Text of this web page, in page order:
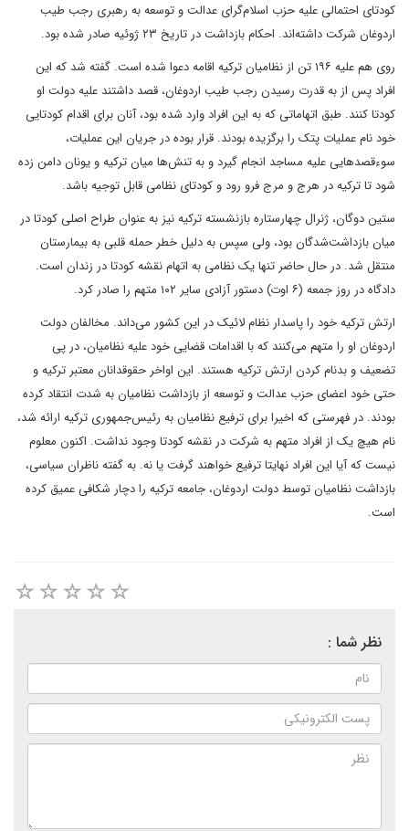
کودتای احتمالی علیه حزب اسلام‌گرای عدالت و توسعه به رهبری رجب طیب
اردوغان شرکت داشته‌اند. احکام بازداشت در تاریخ ۲۳ ژوئيه صادر شده بود.
روی هم علیه ۱۹۶ تن از نظامیان ترکیه اقامه دعوا شده است. گفته شد که این
افراد پس از به قدرت رسیدن رجب طیب اردوغان، قصد داشتند علیه دولت او
کودتا کنند. طبق اتهاماتی که به این افراد وارد شده بود، آنان برای اقدام کودتایی
خود نام عملیات پتک را برگزیده بودند. قرار بوده در جریان این عملیات،
سوء‌قصدهایی علیه مساجد انجام گیرد و به تنش‌ها میان ترکیه و یونان دامن زده
شود تا ترکیه در هرج و مرج فرو رود و کودتای نظامی قابل توجیه باشد.
ستین دوگان، ژنرال چهارستاره‌ بازنشسته ترکیه نیز به عنوان طراح اصلی کودتا در
میان بازداشت‌شدگان بود، ولی سپس به دلیل خطر حمله‌ قلبی به بیمارستان
منتقل شد. در حال حاضر تنها یک نظامی به اتهام نقشه‌ کودتا در زندان است.
دادگاه در روز جمعه (۶ اوت) دستور آزادی سایر ۱۰۲ متهم را صادر کرد.
ارتش ترکیه خود را پاسدار نظام لائيک در این کشور می‌داند. مخالفان دولت
اردوغان او را متهم می‌کنند که با اقدامات قضایی خود علیه نظامیان، در پی
تضعیف و بدنام کردن ارتش ترکیه هستند. این اواخر حقوقدانان معتبر ترکیه و
حتی خود اعضای حزب عدالت و توسعه از بازداشت نظامیان به شدت انتقاد کرده
بودند. در فهرستی که اخیرا برای ترفیع نظامیان به رئیس‌جمهوری ترکیه ارائه شد،
نام هیچ یک از افراد متهم به شرکت در نقشه‌ کودتا وجود نداشت. اکنون معلوم
نیست که آیا این افراد نهایتا ترفیع خواهند گرفت یا نه. به گفته‌ ناظران سیاسی،
بازداشت نظامیان توسط دولت اردوغان، جامعه‌ ترکیه را دچار شکافی عمیق کرده
است.
نظر شما :